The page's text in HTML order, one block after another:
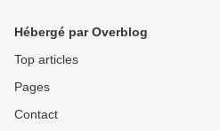
Hébergé par Overblog
Top articles
Pages
Contact